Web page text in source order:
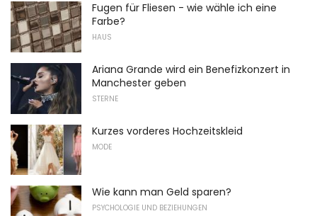
Fugen für Fliesen - wie wähle ich eine
Farbe?
HAUS
Ariana Grande wird ein Benefizkonzert in
Manchester geben
STERNE
Kurzes vorderes Hochzeitskleid
MODE
Wie kann man Geld sparen?
PSYCHOLOGIE UND BEZIEHUNGEN